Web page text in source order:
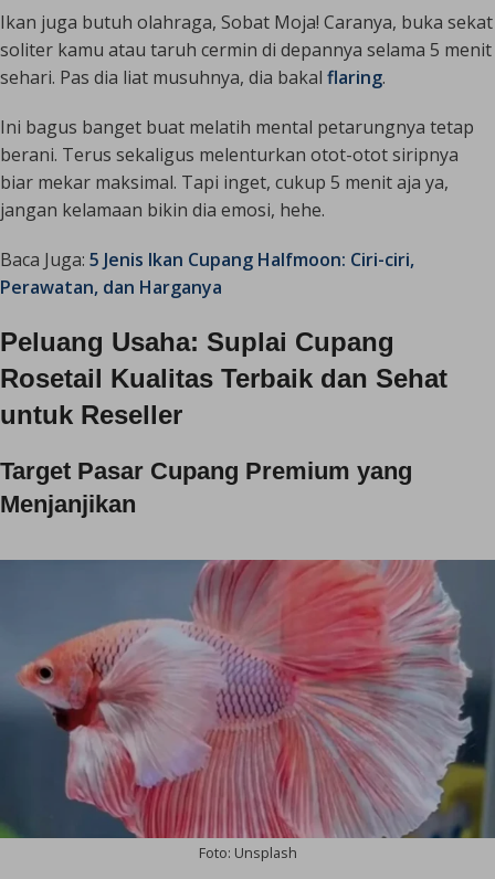
Ikan juga butuh olahraga, Sobat Moja! Caranya, buka sekat
soliter kamu atau taruh cermin di depannya selama 5 menit
sehari. Pas dia liat musuhnya, dia bakal flaring.
Ini bagus banget buat melatih mental petarungnya tetap
berani. Terus sekaligus melenturkan otot-otot siripnya
biar mekar maksimal. Tapi inget, cukup 5 menit aja ya,
jangan kelamaan bikin dia emosi, hehe.
Baca Juga: 5 Jenis Ikan Cupang Halfmoon: Ciri-ciri,
Perawatan, dan Harganya
Peluang Usaha: Suplai Cupang
Rosetail Kualitas Terbaik dan Sehat
untuk Reseller
Target Pasar Cupang Premium yang
Menjanjikan
Foto: Unsplash